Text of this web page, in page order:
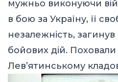
мужньо виконуючи
в бою за Україну, її
незалежність,
бойових дій. Поховали
Лев’ятинському